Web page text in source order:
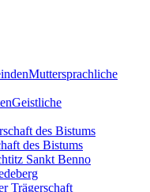
Muttersprachliche
Geistliche
des Bistums
Sankt Benno